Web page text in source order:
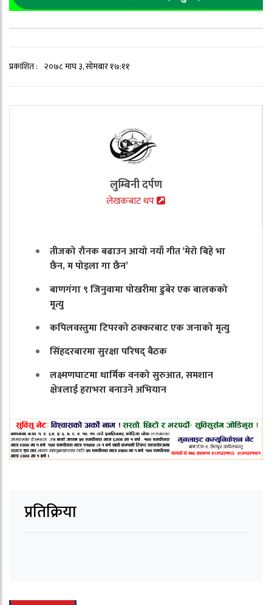
प्रकाशित : २०७८ माघ ३, सोमबार १७:११
लुम्बिनी दर्पण
लेखकबाट थप
तीजको रौनक बढाउन आयो नयाँ गीत ‘मेरो बिहे भा
छैन, म पोइला गा छैन’
बाणगंगा ९ जिनुवामा पोखरीमा डुबेर एक बालकको
मृत्यु
कपिलवस्तुमा टिपरको ठक्करबाट एक जनाको मृत्यु
सिंहदरबारमा सुरक्षा परिषद् बैठक
लक्ष्मणघाटमा धार्मिक वनको सुरुआत, समशान
क्षेत्रलाई हराभरा बनाउने अभियान
प्रतिक्रिया